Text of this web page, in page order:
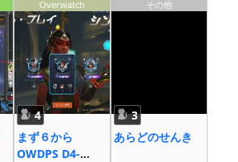
Overwatch
4
まず６から
OWDPS D4-
その他
3
あらどのせんき